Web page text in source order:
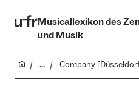
Musicallexikon des
und Musik
... Company